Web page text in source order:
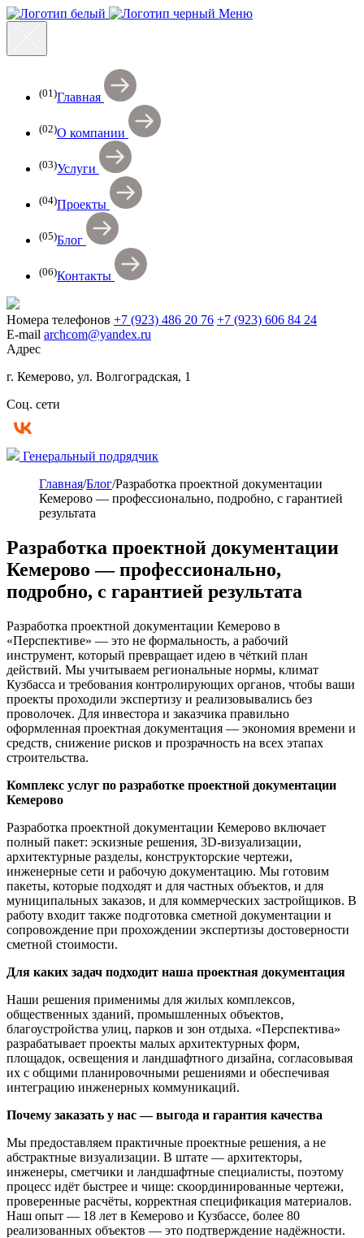
Меню
(01)Главная
(02)О компании
(03)Услуги
(04)Проекты
(05)Блог
(06)Контакты
Номера телефонов +7 (923) 486 20 76 +7 (923) 606 84 24
E-mail archcom@yandex.ru
Адрес
г. Кемерово, ул. Волгоградская, 1
Соц. сети
Генеральный подрядчик
Главная/Блог/Разработка проектной документации
Кемерово — профессионально, подробно, с гарантией
результата
Разработка проектной документации
Кемерово — профессионально,
подробно, с гарантией результата
Разработка проектной документации Кемерово в
«Перспективе» — это не формальность, а рабочий
инструмент, который превращает идею в чёткий план
действий. Мы учитываем региональные нормы, климат
Кузбасса и требования контролирующих органов, чтобы ваши
проекты проходили экспертизу и реализовывались без
проволочек. Для инвестора и заказчика правильно
оформленная проектная документация — экономия времени и
средств, снижение рисков и прозрачность на всех этапах
строительства.
Комплекс услуг по разработке проектной документации
Кемерово
Разработка проектной документации Кемерово включает
полный пакет: эскизные решения, 3D-визуализации,
архитектурные разделы, конструкторские чертежи,
инженерные сети и рабочую документацию. Мы готовим
пакеты, которые подходят и для частных объектов, и для
муниципальных заказов, и для коммерческих застройщиков. В
работу входит также подготовка сметной документации и
сопровождение при прохождении экспертизы достоверности
сметной стоимости.
Для каких задач подходит наша проектная документация
Наши решения применимы для жилых комплексов,
общественных зданий, промышленных объектов,
благоустройства улиц, парков и зон отдыха. «Перспектива»
разрабатывает проекты малых архитектурных форм,
площадок, освещения и ландшафтного дизайна, согласовывая
их с общими планировочными решениями и обеспечивая
интеграцию инженерных коммуникаций.
Почему заказать у нас — выгода и гарантия качества
Мы предоставляем практичные проектные решения, а не
абстрактные визуализации. В штате — архитекторы,
инженеры, сметчики и ландшафтные специалисты, поэтому
процесс идёт быстрее и чище: скоординированные чертежи,
проверенные расчёты, корректная спецификация материалов.
Наш опыт — 18 лет в Кемерово и Кузбассе, более 80
реализованных объектов — это подтверждение надёжности.